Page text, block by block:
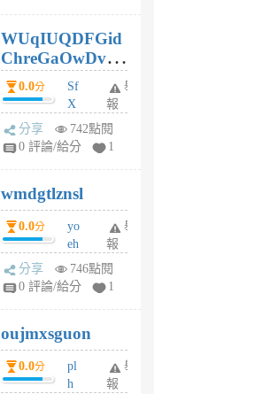
個
月
前
WUqIUQDFGid
ChreGaOwDv
dY0.0分
Sf
X
Pe
Jc
R
P
m
v
A
V
個
月
前
舉
報
分享
742點閱
0 評論/給分
1
wmdgtlznsl
0.0分
yo
eh
ld
gy
個
月
前
舉
報
分享
746點閱
0 評論/給分
1
oujmxsguon
0.0分
pl
h
舉
報